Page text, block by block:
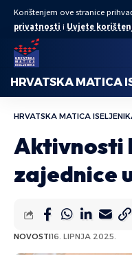
Korištenjem ove stranice
privatnosti i Uvjete
HRVATSKA MATICA
HRVATSKA MATICA
Aktivnosti
zajednice
NOVOSTI16. LIPNJA 2025.